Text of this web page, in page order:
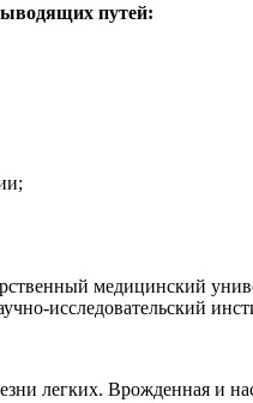
путей:
медицинский
исследовательский
легких. Врожденная и